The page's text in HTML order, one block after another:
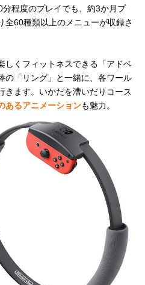
程度のプレイでも、約3か月プ
全60種類以上のメニューが収録さ
しくフィットネスできる「アドベ
の「リング」と一緒に、各ワール
きます。いかだを漕いだりコース
あるアニメーションも魅力。